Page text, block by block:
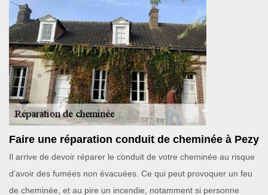
Faire une réparation conduit de cheminée à Pezy
Il arrive de devoir réparer le conduit de votre cheminée au risque
d’avoir des fumées non évacuées. Ce qui peut provoquer un feu
de cheminée, et au pire un incendie, notamment si personne